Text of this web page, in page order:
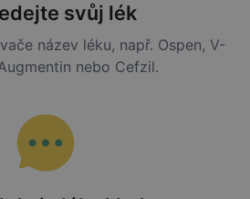
svůj lék
název léku, např. Ospen, V-
nebo Cefzil.